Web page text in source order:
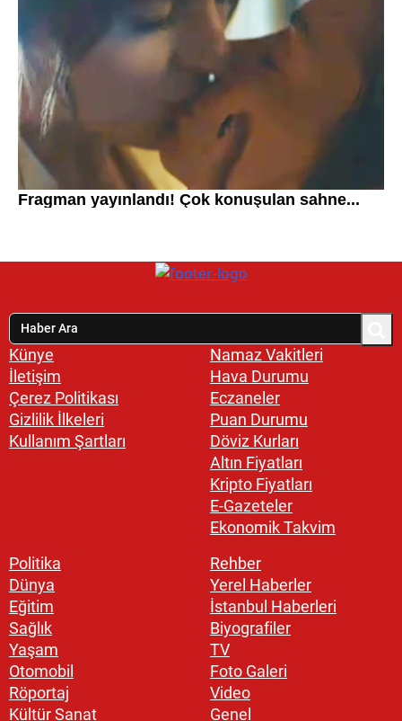
Künye
İletişim
Çerez Politikası
Gizlilik İlkeleri
Kullanım Şartları
Namaz Vakitleri
Hava Durumu
Eczaneler
Puan Durumu
Döviz Kurları
Altın Fiyatları
Kripto Fiyatları
E-Gazeteler
Ekonomik Takvim
Politika
Dünya
Eğitim
Sağlık
Yaşam
Otomobil
Röportaj
Kültür Sanat
Rehber
Yerel Haberler
İstanbul Haberleri
Biyografiler
TV
Foto Galeri
Video
Genel